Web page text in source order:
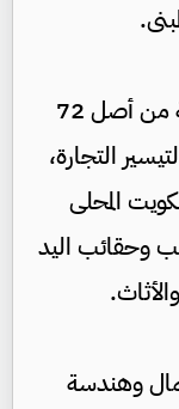
كما جرى تحديث معلومات 18 سلعة من أصل 72
التجارة،
المحلى
وحقائب اليد
وهندسة